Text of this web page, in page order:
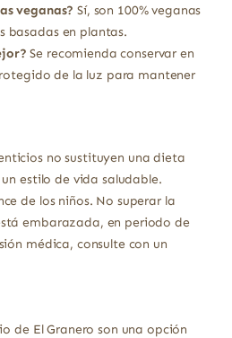
veganas? Sí, son 100% veganas
basadas en plantas.
Se recomienda conservar en
de la luz para mantener
no sustituyen una dieta
estilo de vida saludable.
de los niños. No superar la
embarazada, en periodo de
médica, consulte con un
de El Granero son una opción